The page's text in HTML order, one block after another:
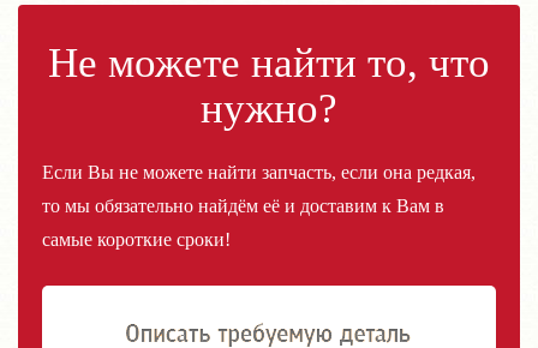
Не можете найти то, что
нужно?
Если Вы не можете найти запчасть, если она редкая,
то мы обязательно найдём её и доставим к Вам в
самые короткие сроки!